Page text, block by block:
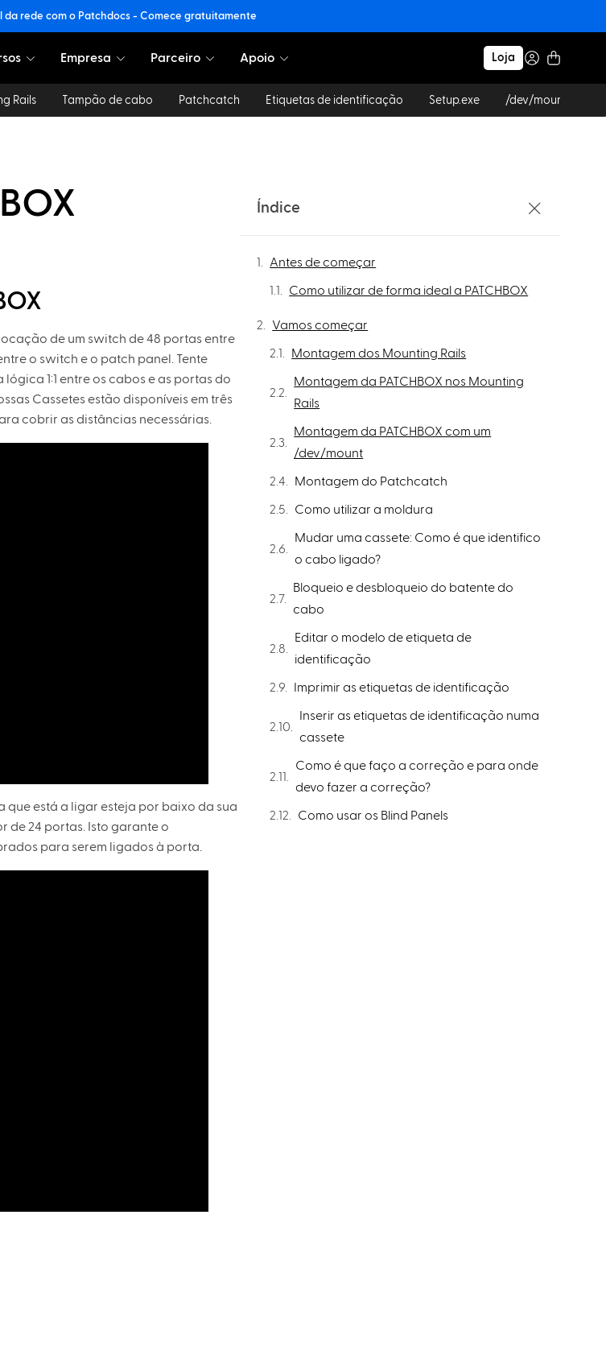
rede com o Patchdocs - Comece gratuitamente
Empresa Parceiro Apoio Loja
Rails Tampão de cabo Patchcatch Etiquetas de identificação Setup.exe /dev/mount
de um switch de 48 portas entre
o switch e o patch panel. Tente
1:1 entre os cabos e as portas do
Cassetes estão disponíveis em três
cobrir as distâncias necessárias.
que está a ligar esteja por baixo da sua
de 24 portas. Isto garante o
para serem ligados à porta.
Índice
Antes de começar
Como utilizar de forma ideal a PATCHBOX
Vamos começar
Montagem dos Mounting Rails
Montagem da PATCHBOX nos Mounting
Rails
Montagem da PATCHBOX com um
/dev/mount
Montagem do Patchcatch
Como utilizar a moldura
Mudar uma cassete: Como é que identifico
o cabo ligado?
Bloqueio e desbloqueio do batente do
cabo
Editar o modelo de etiqueta de
identificação
Imprimir as etiquetas de identificação
Inserir as etiquetas de identificação numa
cassete
Como é que faço a correção e para onde
devo fazer a correção?
Como usar os Blind Panels